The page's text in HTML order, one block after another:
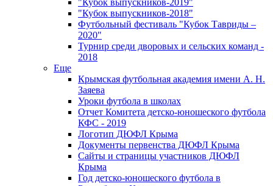
"Кубок выпускников-2019"
"Кубок выпускников-2018"
Футбольный фестиваль "Кубок Тавриды –
2020"
Турнир среди дворовых и сельских команд -
2018
Еще
Крымская футбольная академия имени А. Н.
Заяева
Уроки футбола в школах
Отчет Комитета детско-юношеского футбола
КФС - 2019
Логотип ДЮФЛ Крыма
Документы первенства ДЮФЛ Крыма
Сайты и страницы участников ДЮФЛ
Крыма
Год детско-юношеского футбола в